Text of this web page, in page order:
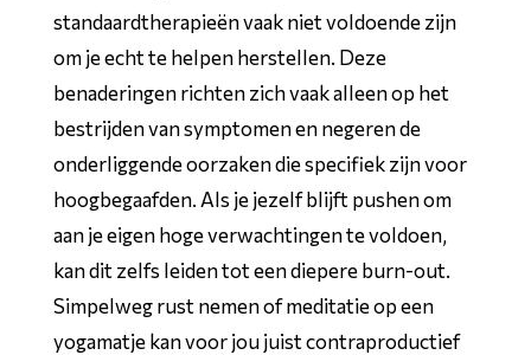
standaardtherapieën vaak niet voldoende zijn
om je echt te helpen herstellen. Deze
benaderingen richten zich vaak alleen op het
bestrijden van symptomen en negeren de
onderliggende oorzaken die specifiek zijn voor
hoogbegaafden. Als je jezelf blijft pushen om
aan je eigen hoge verwachtingen te voldoen,
kan dit zelfs leiden tot een diepere burn-out.
Simpelweg rust nemen of meditatie op een
yogamatje kan voor jou juist contraproductief